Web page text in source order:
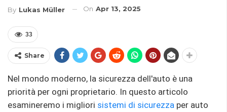
By Lukas Müller On Apr 13, 2025
33
Share
Nel mondo moderno, la sicurezza dell'auto è una
priorità per ogni proprietario. In questo articolo
esamineremo i migliori sistemi di sicurezza per auto